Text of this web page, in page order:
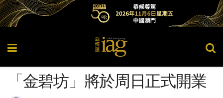
「金碧坊」將於周日正式開業